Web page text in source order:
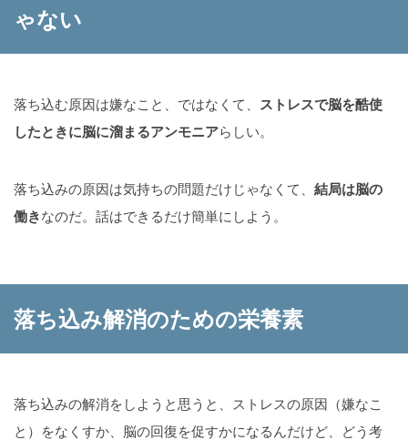
ゃない
落ち込む原因は嫌なこと、ではなくて、
ストレスで脳を酷使
したときに脳に溜まるアンモニアらしい。
落ち込みの原因は気持ちの問題だけじゃなくて、 結局は脳の
働きなのだ。話はできるだけ簡単にしよう。
落ち込み解消のための栄養素
落ち込みの解消をしようと思うと、ストレスの原因（嫌なこ
と）をなくすか、脳の回復を促すかになるんだけど、どう考